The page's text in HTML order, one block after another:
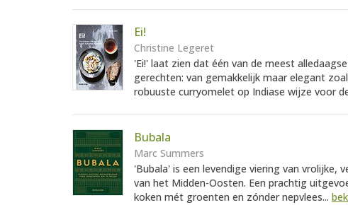
Ei!
Christine Legeret
'Ei!' laat zien dat één van de meest
gerechten: van gemakkelijk maar elegant
robuuste curryomelet op Indiase wijze voor
Bubala
Marc Summers
'Bubala' is een levendige viering van vrolijke,
van het Midden-Oosten. Een prachtig
koken mét groenten en zónder nepvlees...